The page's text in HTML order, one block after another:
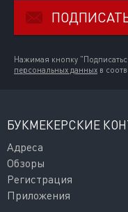
Нажимая кнопку
персональных данных в
БУКМЕКЕРСКИЕ
Адреса
Обзоры
Регистрация
Приложения